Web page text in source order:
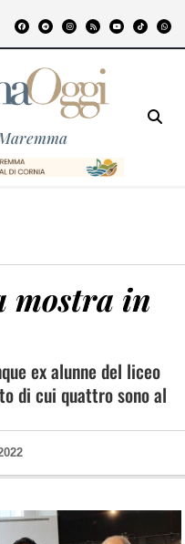
mostra in
ex alunne del liceo
di cui quattro sono al